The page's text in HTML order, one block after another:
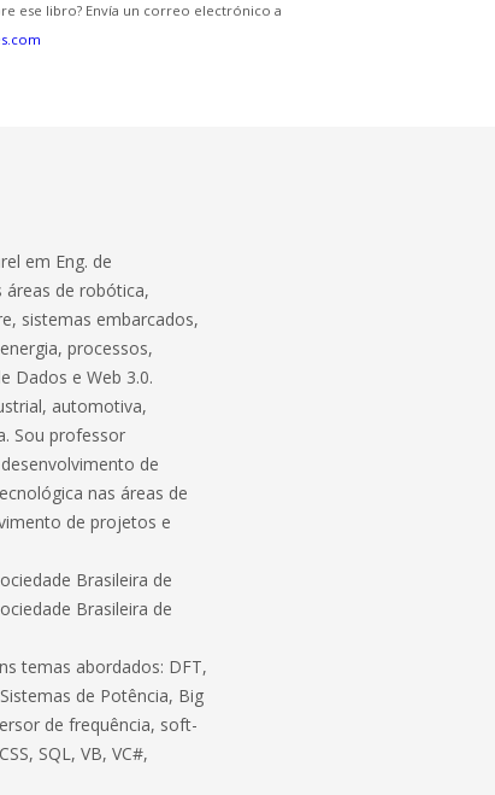
ese libro? Envía un correo electrónico a
em Eng. de
áreas de robótica,
sistemas embarcados,
processos,
Dados e Web 3.0.
automotiva,
Sou professor
de
nas áreas de
de projetos e
Brasileira de
Brasileira de
temas abordados: DFT,
de Potência, Big
de frequência, soft-
SQL, VB, VC#,